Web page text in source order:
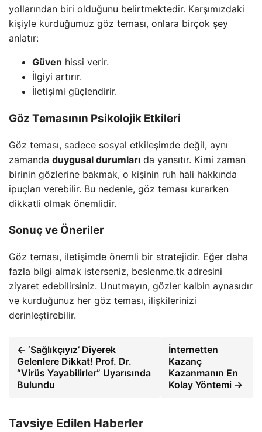
yollarından biri olduğunu belirtmektedir. Karşımızdaki
kişiyle kurduğumuz göz teması, onlara birçok şey
anlatır:
Güven hissi verir.
İlgiyi artırır.
İletişimi güçlendirir.
Göz Temasının Psikolojik Etkileri
Göz teması, sadece sosyal etkileşimde değil, aynı
zamanda duygusal durumları da yansıtır. Kimi zaman
birinin gözlerine bakmak, o kişinin ruh hali hakkında
ipuçları verebilir. Bu nedenle, göz teması kurarken
dikkatli olmak önemlidir.
Sonuç ve Öneriler
Göz teması, iletişimde önemli bir stratejidir. Eğer daha
fazla bilgi almak isterseniz, beslenme.tk adresini
ziyaret edebilirsiniz. Unutmayın, gözler kalbin aynasıdır
ve kurduğunuz her göz teması, ilişkilerinizi
derinleştirebilir.
← ‘Sağlıkçıyız’ Diyerek
Gelenlere Dikkat! Prof. Dr.
“Virüs Yayabilirler” Uyarısında
Bulundu
İnternetten
Kazanç
Kazanmanın En
Kolay Yöntemi →
Tavsiye Edilen Haberler